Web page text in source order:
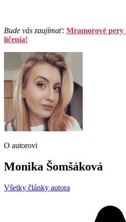
Bude vás zaujímať: Mramorové pery
líčenia!
O autorovi
Monika Šomšáková
Všetky články autora